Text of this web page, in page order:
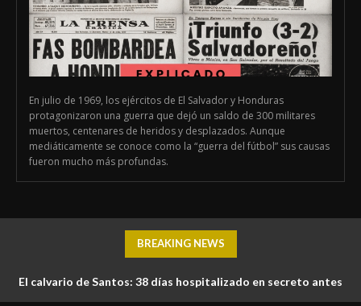
En julio de 1969, los ejércitos de El Salvador y Honduras
protagonizaron una guerra que dejó un saldo de 300 militares
muertos, centenares de heridos y desplazados. Aunque
mediáticamente se conoce como la “guerra del fútbol” sus causas
fueron mucho más profundas.
BREAKING NEWS
El calvario de Santos: 38 días hospitalizado en secreto antes